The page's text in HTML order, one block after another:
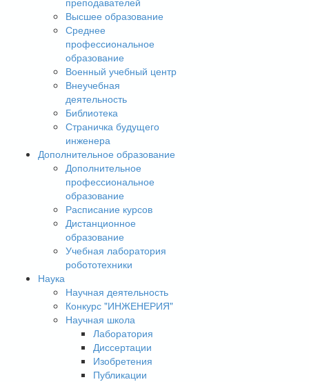
Высшее образование
Среднее
профессиональное
образование
Военный учебный центр
Внеучебная
деятельность
Библиотека
Страничка будущего
инженера
Дополнительное образование
Дополнительное
профессиональное
образование
Расписание курсов
Дистанционное
образование
Учебная лаборатория
робототехники
Наука
Научная деятельность
Конкурс "ИНЖЕНЕРИЯ"
Научная школа
Лаборатория
Диссертации
Изобретения
Публикации